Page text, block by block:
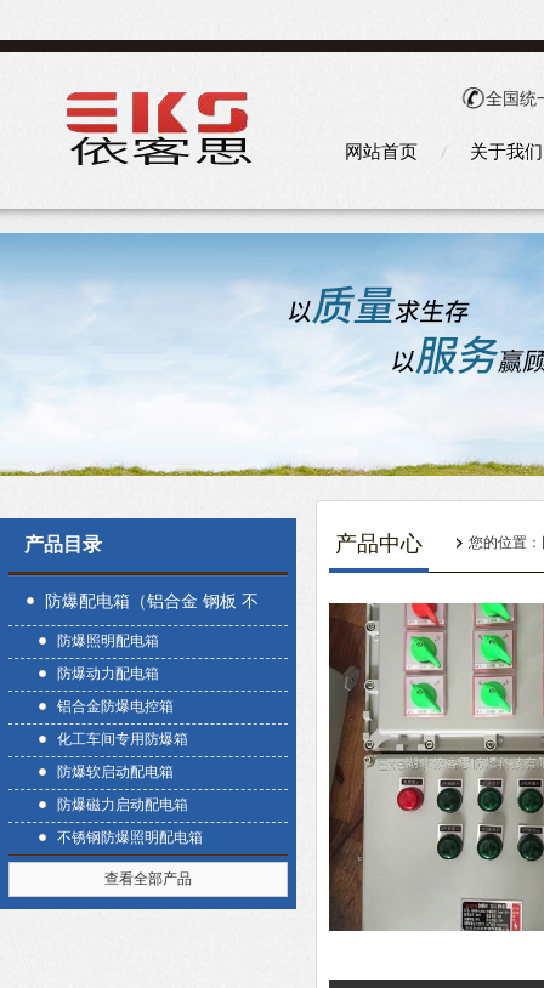
全国统
网站首页 关于我们
产品目录
防爆配电箱（铝合金 钢板 不
锈钢）
防爆照明配电箱
防爆动力配电箱
铝合金防爆电控箱
化工车间专用防爆箱
防爆软启动配电箱
防爆磁力启动配电箱
不锈钢防爆照明配电箱
查看全部产品
产品中心 您的位置：